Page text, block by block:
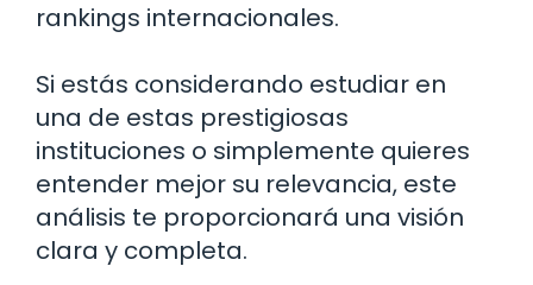
rankings internacionales.
Si estás considerando estudiar en
una de estas prestigiosas
instituciones o simplemente quieres
entender mejor su relevancia, este
análisis te proporcionará una visión
clara y completa.